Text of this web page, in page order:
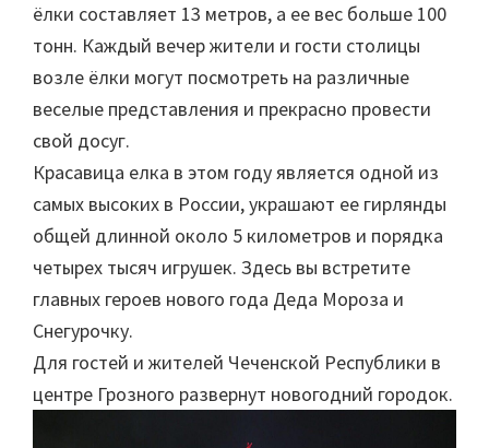
ёлки составляет 13 метров, а ее вес больше 100
тонн. Каждый вечер жители и гости столицы
возле ёлки могут посмотреть на различные
веселые представления и прекрасно провести
свой досуг.
Красавица елка в этом году является одной из
самых высоких в России, украшают ее гирлянды
общей длинной около 5 километров и порядка
четырех тысяч игрушек. Здесь вы встретите
главных героев нового года Деда Мороза и
Снегурочку.
Для гостей и жителей Чеченской Республики в
центре Грозного развернут новогодний городок.